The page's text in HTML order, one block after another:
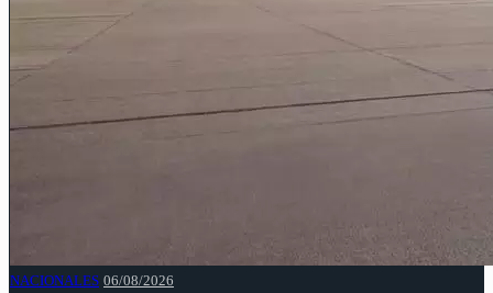
NACIONALES 06/08/2026